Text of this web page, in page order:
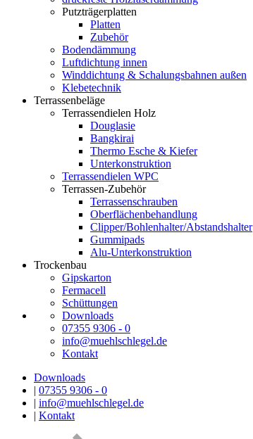
Putzträgerplatten
Platten
Zubehör
Bodendämmung
Luftdichtung innen
Winddichtung & Schalungsbahnen außen
Klebetechnik
Terrassenbeläge
Terrassendielen Holz
Douglasie
Bangkirai
Thermo Esche & Kiefer
Unterkonstruktion
Terrassendielen WPC
Terrassen-Zubehör
Terrassenschrauben
Oberflächenbehandlung
Clipper/Bohlenhalter/Abstandshalter
Gummipads
Alu-Unterkonstruktion
Trockenbau
Gipskarton
Fermacell
Schüttungen
Downloads
07355 9306 - 0
info@muehlschlegel.de
Kontakt
Downloads
| 07355 9306 - 0
| info@muehlschlegel.de
| Kontakt